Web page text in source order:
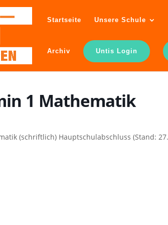
Startseite Unsere Schule
Archiv Untis Login
1 Mathematik
(schriftlich) Hauptschulabschluss (Stand: